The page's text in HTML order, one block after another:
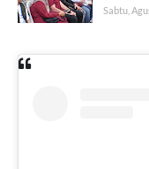
Sabtu,